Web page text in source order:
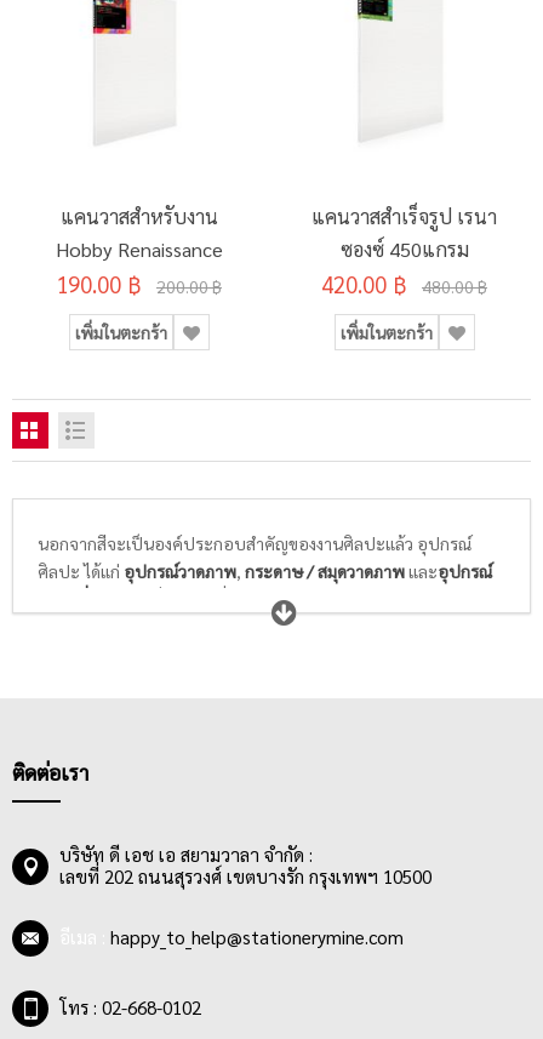
แคนวาสสำหรับงาน
Hobby Renaissance
190.00 ฿ 200.00 ฿
เพิ่มในตะกร้า
แคนวาสสำเร็จรูป เรนา
ซองซ์ 450แกรม
420.00 ฿ 480.00 ฿
เพิ่มในตะกร้า
นอกจากสีจะเป็นองค์ประกอบสำคัญของงานศิลปะแล้ว อุปกรณ์
ศิลปะ ได้แก่ อุปกรณ์วาดภาพ, กระดาษ / สมุดวาดภาพและอุปกรณ์
ก็เป็นสิ่งจำเป็นที่นักเรียนนักศึกษาวิชาศิลปะ และศิลปิน
ทุกท่านให้ความสำคัญในการเลือกซื้อ พู่กันที่ดีจะต้องอ่อนนุ่ม ไม่แข็ง
ศิลปินต้องการ
ติดต่อเรา
บริษัท ดี เอช เอ สยามวาลา จำกัด :
เลขที่ 202 ถนนสุรวงศ์ เขตบางรัก กรุงเทพฯ 10500
happy_to_help@stationerymine.com
โทร : 02-668-0102